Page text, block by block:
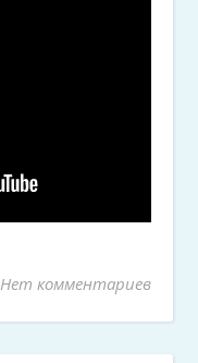
Нет комментариев